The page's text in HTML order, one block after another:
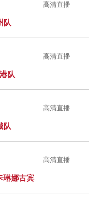
队
高清直播
队
高清直播
队
高清直播
琳娜古宾
高清直播